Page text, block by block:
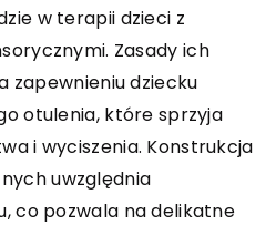
w terapii dzieci z
Zasady ich
zapewnieniu dziecku
otulenia, które sprzyja
i wyciszenia. Konstrukcja
uwzględnia
co pozwala na delikatne